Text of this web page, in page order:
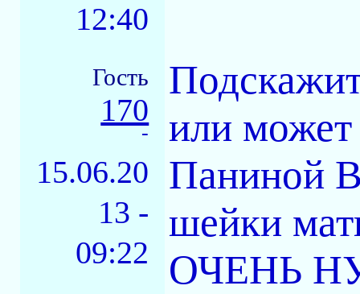
12:40
Гость
170
-
15.06.20
13 -
09:22
или
Паниной
шейки
ОЧЕНЬ